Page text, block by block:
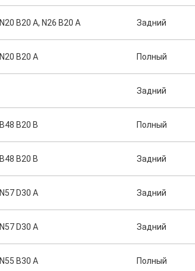
N20 B20 A, N26 B20 A Задний
N20 B20 A Полный
Задний
B48 B20 B Полный
B48 B20 B Задний
N57 D30 A Задний
N57 D30 A Задний
N55 B30 A Полный